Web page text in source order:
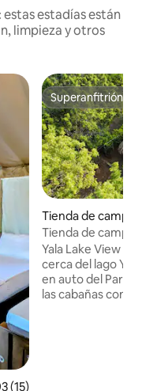
estadías están
limpieza y otros
promedio: 4.93 de
(15)
Superanfitrión
Superanfitrión
Tienda de campo
andiya Lower
Tienda de
View Cabanas
Yala Lake View
cerca del lago
en auto del Parque
las cabañas con